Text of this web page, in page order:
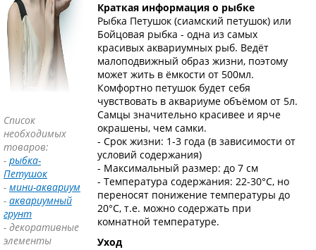
Краткая информация о рыбке
Рыбка Петушок (сиамский петушок) или
Бойцовая рыбка - одна из самых
красивых аквариумных рыб. Ведёт
малоподвижный образ жизни, поэтому
может жить в ёмкости от 500мл.
Комфортно петушок будет себя
чувствовать в аквариуме объёмом от 5л.
Самцы значительно красивее и ярче
окрашены, чем самки.
- Срок жизни: 1-3 года (в зависимости от
условий содержания)
- Максимальный размер: до 7 см
- Температура содержания: 22-30°С, но
переносят понижение температуры до
20°С, т.е. можно содержать при
комнатной температуре.
Уход
Список
необходимых
товаров:
- рыбка-
Петушок
- мини-аквариум
- аквариумный
грунт
- декоративные
элементы